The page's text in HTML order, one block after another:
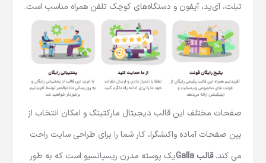
تبلت، آی‌پد، آیفون و دستگاه‌های کوچک تلفن همراه مناسب است.
صفحات مختلف این قالب دیجیتال مارکتینگ و امکان انتخاب از
بین صفحات آماده واکنشگرا، کار شما را برای طراحی سایت راحت
می کند.قالب Galla
یک پوسته مدرن ریسپانسیو است که به طور